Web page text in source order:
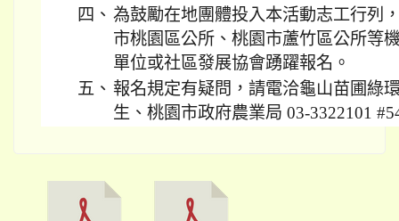
四、 為鼓勵在地團體投入本活動志工行列
市桃園區公所、桃園市蘆竹區公所等
單位或社區發展協會踴躍報名。
五、 報名規定有疑問，請電洽龜山苗圃綠
生、桃園市政府農業局 03-3322101